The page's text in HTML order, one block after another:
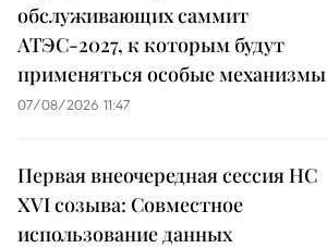
обслуживающих саммит
АТЭС-2027, к которым будут
применяться особые механизмы
07/08/2026 11:47
Первая внеочередная сессия НС
XVI созыва: Совместное
использование данных